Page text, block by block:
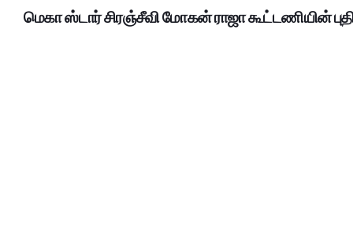
மெகா ஸ்டார் சிரஞ்சீவி மோகன் ராஜா கூட்டணியின்